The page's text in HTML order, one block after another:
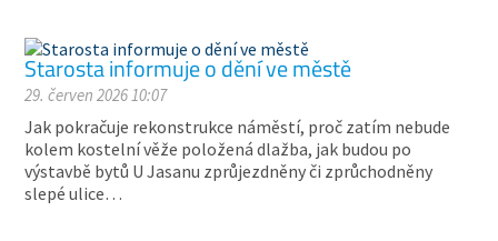
Starosta informuje o dění ve městě
29. červen 2026 10:07
Jak pokračuje rekonstrukce náměstí, proč zatím nebude
kolem kostelní věže položená dlažba, jak budou po
výstavbě bytů U Jasanu zprůjezdněny či zprůchodněny
slepé ulice…